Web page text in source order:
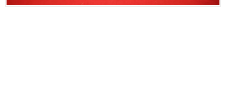
Magazin